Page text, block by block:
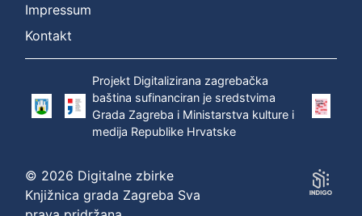
Impressum
Kontakt
Projekt Digitalizirana zagrebačka
baština sufinanciran je sredstvima
Grada Zagreba i Ministarstva kulture i
medija Republike Hrvatske
© 2026 Digitalne zbirke
Knjižnica grada Zagreba Sva